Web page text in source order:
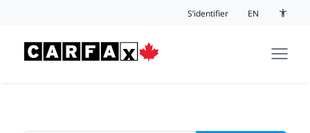
S’identifier
EN